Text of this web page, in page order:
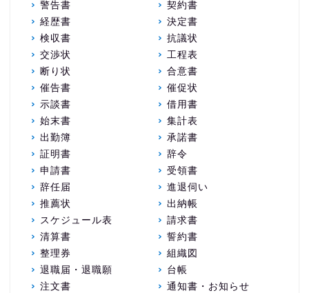
警告書
契約書
経歴書
決定書
検収書
抗議状
交渉状
工程表
断り状
合意書
催告書
催促状
示談書
借用書
始末書
集計表
出勤簿
承諾書
証明書
辞令
申請書
受領書
辞任届
進退伺い
推薦状
出納帳
スケジュール表
請求書
清算書
誓約書
整理券
組織図
退職届・退職願
台帳
注文書
通知書・お知らせ